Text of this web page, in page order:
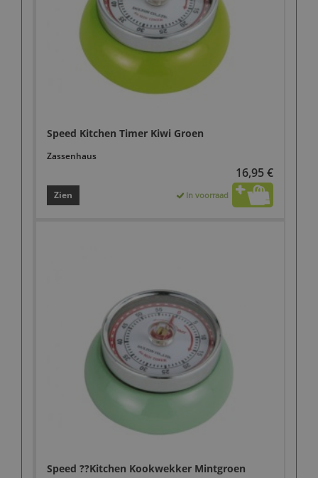
Speed Kitchen Timer Kiwi Groen
Zassenhaus
16,95 €
Zien In voorraad
Speed ??Kitchen Kookwekker Mintgroen